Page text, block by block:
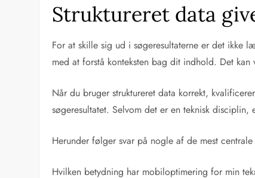
Struktureret data
For at skille sig ud i søgeresultaterne er det ikke
med at forstå konteksten bag dit indhold. Det
Når du bruger struktureret data korrekt,
søgeresultatet. Selvom det er en teknisk
Herunder følger svar på nogle af de mest
Hvilken betydning har mobiloptimering for min